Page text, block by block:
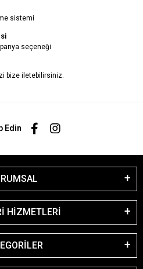
sistemi
seçeneği
bize iletebilirsiniz.
Edin
HİZMETLERİ